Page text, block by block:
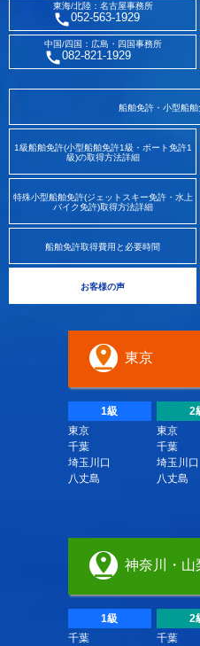
東海/北陸：名古屋事務所
052-563-1929
中国/四国：広島・四国事務所
082-821-1929
船舶免許・小型船
1級船舶免許(小型船舶免許1級・ボート免許1
級)の取得方法詳細
特殊小型船舶免許(ジェットスキー免許・水上
バイク免許)取得方法詳細
船舶免許取得費用と必要時間
お客様の声
東京
1級
東京
千葉
埼玉川口
八丈島
2
東京
千葉
埼玉川口
八丈島
神奈川・山
1級
千葉
2
千葉